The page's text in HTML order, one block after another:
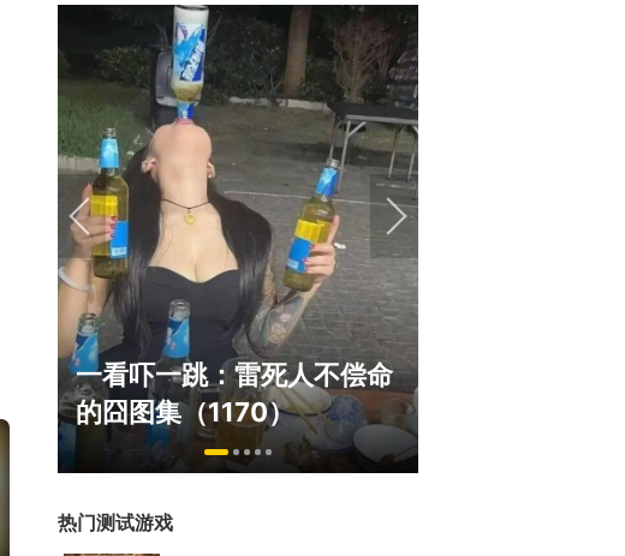
一看吓一跳：雷死人不偿命
的囧图集（1170）
热门测试游戏